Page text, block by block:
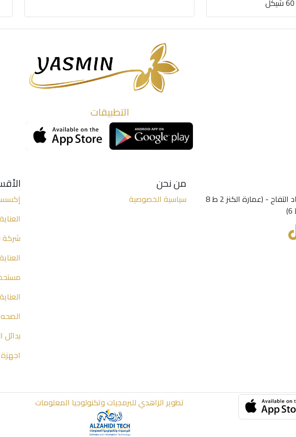
التطبيقات
الخليل - شارع واد التفاح - (عمارة الكنز 2 ط 8
من نحن
سياسية الخصوصية
شركة
بدائل
تطوير الزاهدي للبرمجيات وتكنولوجيا المعلومات